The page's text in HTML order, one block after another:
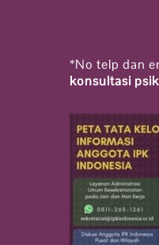
*No telp dan
konsultasi